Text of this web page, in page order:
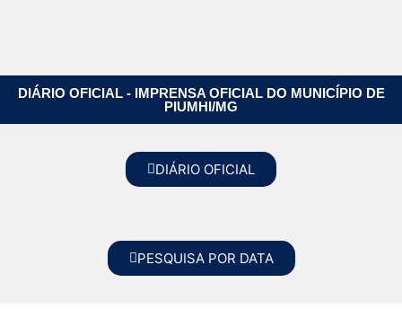
DIÁRIO OFICIAL - IMPRENSA OFICIAL DO MUNICÍPIO DE
PIUMHI/MG
DIÁRIO OFICIAL
PESQUISA POR DATA